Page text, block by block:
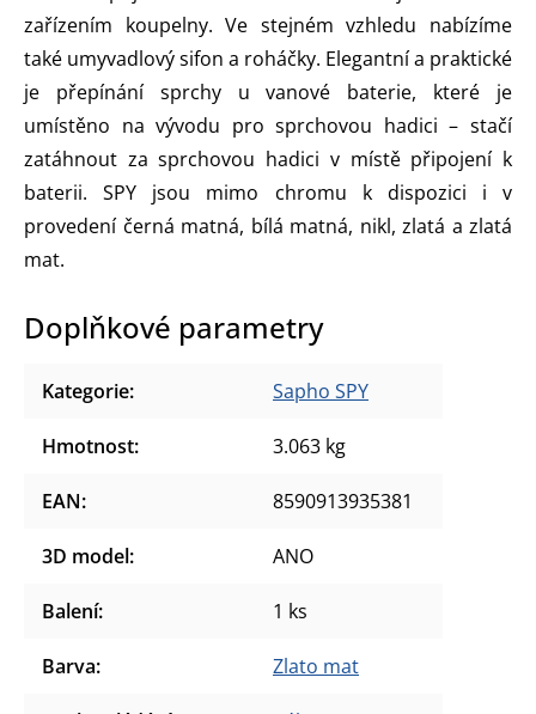
zařízením koupelny. Ve stejném vzhledu nabízíme
také umyvadlový sifon a roháčky. Elegantní a praktické
je přepínání sprchy u vanové baterie, které je
umístěno na vývodu pro sprchovou hadici – stačí
zatáhnout za sprchovou hadici v místě připojení k
baterii. SPY jsou mimo chromu k dispozici i v
provedení černá matná, bílá matná, nikl, zlatá a zlatá
mat.
Doplňkové parametry
Kategorie: Sapho SPY
Hmotnost: 3.063 kg
EAN: 8590913935381
3D model: ANO
Balení: 1 ks
Barva: Zlato mat